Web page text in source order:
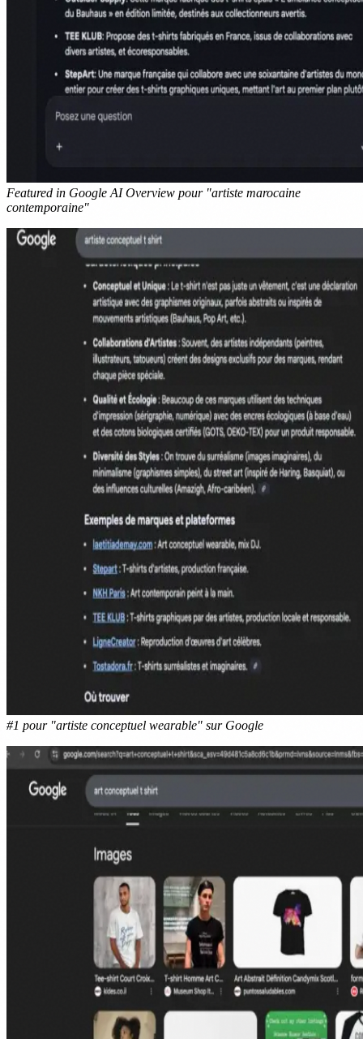
Featured in Google AI Overview pour "artiste marocaine
contemporaine"
#1 pour "artiste conceptuel wearable" sur Google